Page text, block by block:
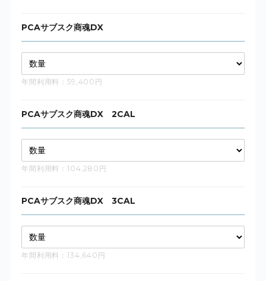
PCAサブスク商魂DX
年間利用料：59,400円
PCAサブスク商魂DX 2CAL
年間利用料：104,280円
PCAサブスク商魂DX 3CAL
年間利用料：134,640円